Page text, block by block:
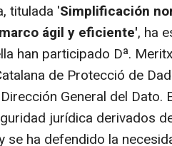
titulada 'Simplificación
ágil y eficiente', ha
han participado Dª.
de Protecció de
General del Dato.
jurídica derivados
se ha defendido la